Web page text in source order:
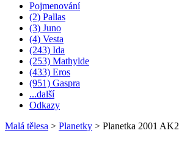
Pojmenování
(2) Pallas
(3) Juno
(4) Vesta
(243) Ida
(253) Mathylde
(433) Eros
(951) Gaspra
...další
Odkazy
Malá tělesa > Planetky > Planetka 2001 AK2